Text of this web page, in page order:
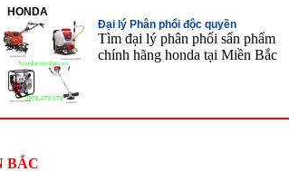
HONDA
Đại lý Phân phổi độc quyền
Tìm đại lý phân phối sẩn phẩm
chính hãng honda tại Miền Bắc
BẮC